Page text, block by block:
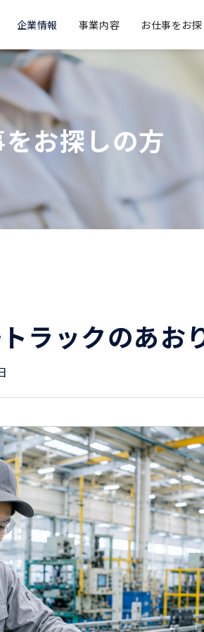
企業情報
事業所一覧
事業内容
バサルトファイバー
お仕事をお
お探しの方
ラックのあお